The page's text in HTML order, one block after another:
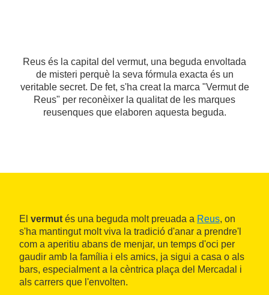
Reus és la capital del vermut, una beguda envoltada
de misteri perquè la seva fórmula exacta és un
veritable secret. De fet, s'ha creat la marca "Vermut de
Reus" per reconèixer la qualitat de les marques
reusenques que elaboren aquesta beguda.
El vermut és una beguda molt preuada a Reus, on
s'ha mantingut molt viva la tradició d'anar a prendre'l
com a aperitiu abans de menjar, un temps d'oci per
gaudir amb la família i els amics, ja sigui a casa o als
bars, especialment a la cèntrica plaça del Mercadal i
als carrers que l'envolten.